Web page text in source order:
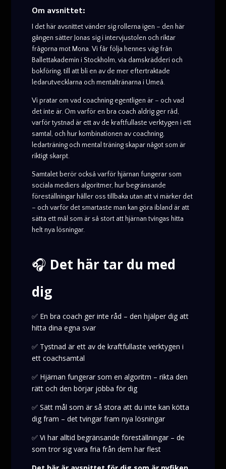
Om avsnittet:
I det här avsnittet vänder sig rollerna igen – den här
gången sätter Jonas sig i intervjustolen och riktar
frågorna mot Mona. Vi får följa hennes väg från
Ballettakademin i Stockholm, via damskrädderi och
bokföring, till att bli en av de mer eftertraktade
ledarutvecklarna och mentaltränarna i Umeå.
Vi pratar om vad coachning egentligen är – och vad
det inte är. Om varför en bra coach aldrig ger råd,
varför tystnad är ett av de kraftfullaste verktygen i ett
samtal, och hur kombinationen av coachning,
ledarträning och mental träning skapar något som är
riktigt skarpt.
Samtalet berör också varför hjärnan fungerar som
sociala mediers algoritmer, hur begränsande
föreställningar håller oss tillbaka utan att vi märker det
– och varför det smartaste man kan göra ibland är att
sätta ett mål som är så stort att hjärnan tvingas hitta
helt nya lösningar.
🎧 Det här tar du med
dig
✅ En bra coach ger inte råd – den hjälper dig att
hitta dina egna svar
✅ Tystnad är ett av de kraftfullaste verktygen i
ett coachsamtal
✅ Hjärnan fungerar som en algoritm – rikta den
rätt och den börjar jobba för dig
✅ Sätt mål som är så stora att du inte kan kötta
dig fram – det tvingar fram nya lösningar
✅ Vi har alltid begränsande föreställningar – de
som tror sig vara fria från dem har flest